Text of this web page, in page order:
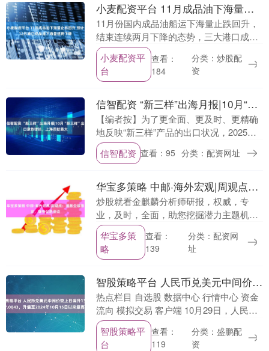
小麦配资平台 11月成品油下海量止跌回升 预计12月港口成品油下海量或将下降
11月份国内成品油船运下海量止跌回升，
结束连续两月下降的态势，三大港口成品
油船运下海量均有所增长。但是山东港口
以及东北港口的成品油北油南下船运资源
继续下滑，导致....
小麦配资平
台
查看：
184
分类：炒股配
资
信智配资 “新三样”出海月报|10月“新三样”出口逆势增长，上海贡献最大
【编者按】为了更全面、更及时、更精确
地反映“新三样”产品的出口状况，2025年3
月起，界面新闻/界面智库和瀚闻资讯联合
推出《中国“新三样”出海月报》。《中
信智配资 查看：95 分类：配资网址
华宝多策略 中邮·海外宏观|周观点：通胀尘埃落定，静待议息会议
炒股就看金麒麟分析师研报，权威，专
业，及时，全面，助您挖掘潜力主题机
会！ （来源：中邮证券研究所） 转自：中
邮证券研究所 美国延迟发布的9月CPI数据
显示，通胀....
华宝多策
略
查看：
139
分类：配资网
址
智股策略平台 人民币兑美元中间价较上日调升13点至7.0843，升值至2024年10月15日以来最高！
热点栏目 自选股 数据中心 行情中心 资金
流向 模拟交易 客户端 10月29日，人民币
兑美元中间价较上日调升13点至7.0843，
中间价升值至2024年10月1....
智股策略平
台
查看：
119
分类：盛鹏配
资